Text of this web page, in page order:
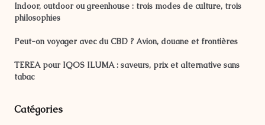
Indoor, outdoor ou greenhouse : trois modes de culture, trois
philosophies
Peut-on voyager avec du CBD ? Avion, douane et frontières
TEREA pour IQOS ILUMA : saveurs, prix et alternative sans
tabac
Catégories